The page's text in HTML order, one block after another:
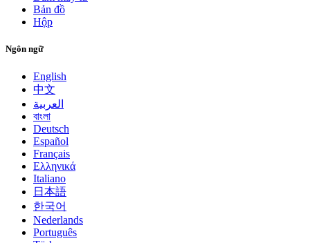
Bản đồ
Hộp
Ngôn ngữ
English
中文
العربية
বাংলা
Deutsch
Español
Français
Ελληνικά
Italiano
日本語
한국어
Nederlands
Português